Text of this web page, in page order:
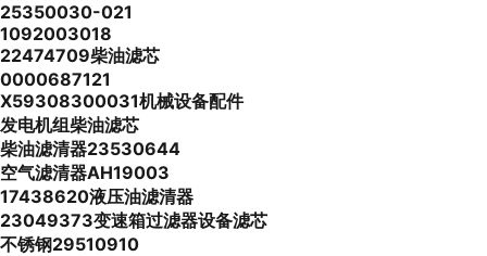
25350030-021
1092003018
22474709柴油滤芯
0000687121
X59308300031机械设备配件
发电机组柴油滤芯
柴油滤清器23530644
空气滤清器AH19003
17438620液压油滤清器
23049373变速箱过滤器设备滤芯
不锈钢29510910